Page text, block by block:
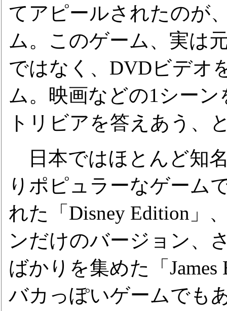
てアピールされたのが
ム。このゲーム、実は
ではなく、DVDビデオ
ム。映画などの1シー
トリビアを答えあう、
日本ではほとんど知
りポピュラーなゲーム
れた「Disney Edition」
ンだけのバージョン、
ばかりを集めた「
バカっぽいゲームでも